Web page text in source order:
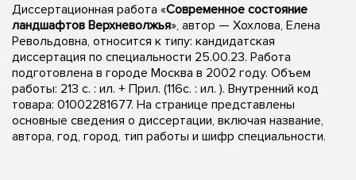
Диссертационная работа «Современное состояние
ландшафтов Верхневолжья», автор — Хохлова, Елена
Револьдовна, относится к типу: кандидатская
диссертация по специальности 25.00.23. Работа
подготовлена в городе Москва в 2002 году. Объем
работы: 213 с. : ил. + Прил. (116с. : ил. ). Внутренний код
товара: 01002281677. На странице представлены
основные сведения о диссертации, включая название,
автора, год, город, тип работы и шифр специальности.